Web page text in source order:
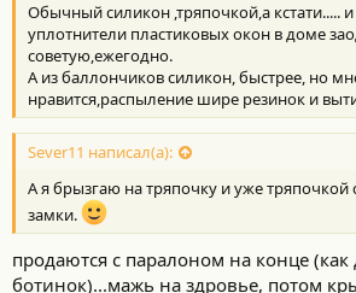
Обычный силикон ,тряпочкой,а кстати.....
уплотнители пластиковых окон в доме
советую,ежегодно.
А из баллончиков силикон, быстрее, но
нравится,распыление шире резинок и
Sever11 написал(а):
А я брызгаю на тряпочку и уже
замки.
продаются с паралоном на конце (как
ботинок)...мажь на здровье, потом